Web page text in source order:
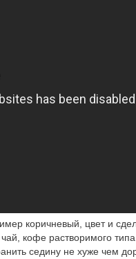
коричневый, цвет и
кофе растворимого
седину не хуже чем